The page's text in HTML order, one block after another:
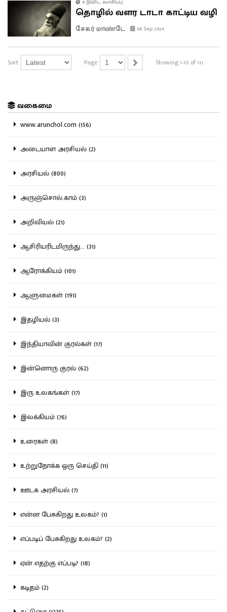
4 நிமிட வாசிப்பு
தொழில் வளர டாடா காட்டிய வழி
சேகர் மாண்டே 08 Sep 2024
Sort Page Showing 1-10 of 111
வகைமை
www.arunchol.com (156)
அடையாள அரசியல் (2)
அரசியல் (800)
அருஞ்சொல்.காம் (3)
அறிவியல் (21)
ஆசிரியரிடமிருந்து... (31)
ஆரோக்கியம் (101)
ஆளுமைகள் (191)
இதழியல் (3)
இந்தியாவின் குரல்கள் (17)
இன்னொரு குரல் (62)
இரு உலகங்கள் (17)
இலக்கியம் (76)
உரைகள் (8)
உற்றுநோக்க ஒரு செய்தி (11)
ஊடக அரசியல் (7)
என்ன பேசுகிறது உலகம்? (1)
எப்படிப் பேசுகிறது உலகம்? (2)
ஏன் எதற்கு எப்படி? (18)
கடிதம் (2)